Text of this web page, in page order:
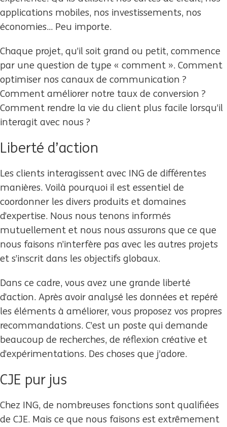
applications mobiles, nos investissements, nos
économies... Peu importe.
Chaque projet, qu’il soit grand ou petit, commence
par une question de type « comment ». Comment
optimiser nos canaux de communication ?
Comment améliorer notre taux de conversion ?
Comment rendre la vie du client plus facile lorsqu’il
interagit avec nous ?
Liberté d’action
Les clients interagissent avec ING de différentes
manières. Voilà pourquoi il est essentiel de
coordonner les divers produits et domaines
d’expertise. Nous nous tenons informés
mutuellement et nous nous assurons que ce que
nous faisons n’interfère pas avec les autres projets
et s’inscrit dans les objectifs globaux.
Dans ce cadre, vous avez une grande liberté
d’action. Après avoir analysé les données et repéré
les éléments à améliorer, vous proposez vos propres
recommandations. C’est un poste qui demande
beaucoup de recherches, de réflexion créative et
d’expérimentations. Des choses que j’adore.
CJE pur jus
Chez ING, de nombreuses fonctions sont qualifiées
de CJE. Mais ce que nous faisons est extrêmement